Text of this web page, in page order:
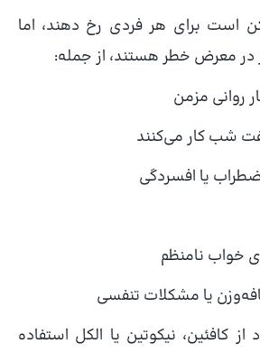
است برای هر فردی رخ دهند، اما
در معرض خطر هستند، از جمله:
روانی مزمن
شب کار می‌کنند
اضطراب یا افسردگی
خواب نامنظم
یا مشکلات تنفسی
کافئین، نیکوتین یا الکل استفاده